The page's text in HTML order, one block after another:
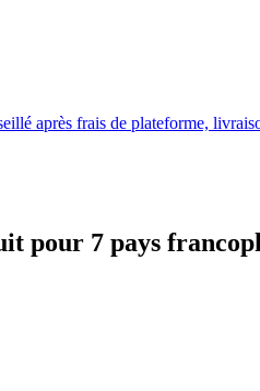
après frais de plateforme,
pour 7 pays